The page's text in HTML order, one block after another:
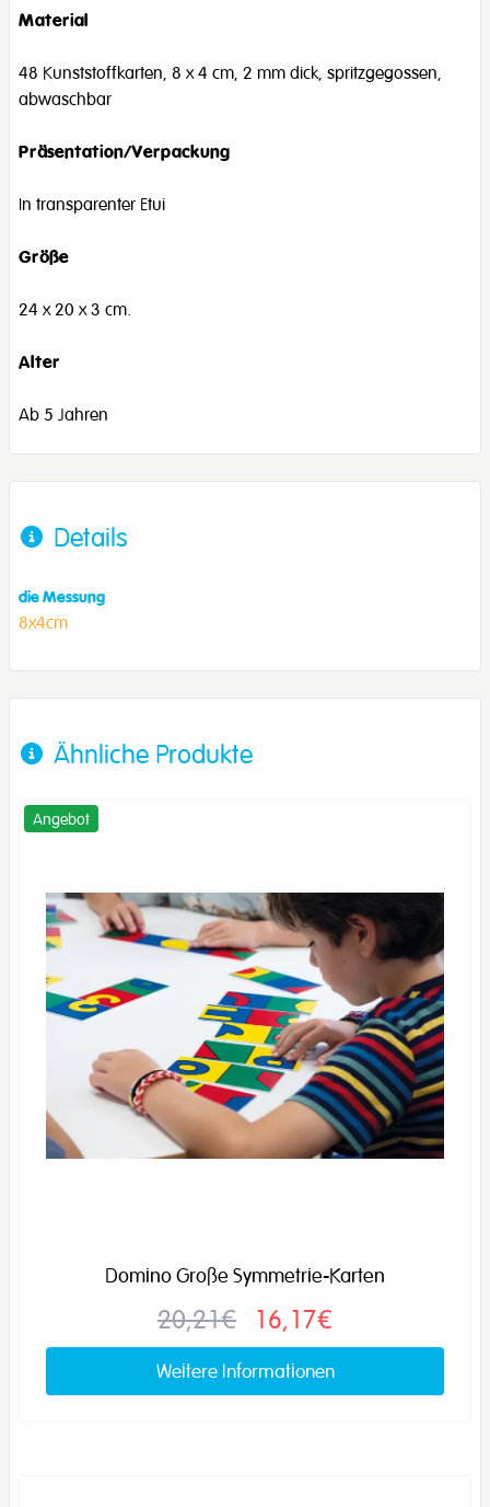
Material
48 Kunststoffkarten, 8 x 4 cm, 2 mm dick, spritzgegossen,
abwaschbar
Präsentation/Verpackung
In transparenter Etui
Größe
24 x 20 x 3 cm.
Alter
Ab 5 Jahren
Details
die Messung
8x4cm
Ähnliche Produkte
Angebot
Domino Große Symmetrie-Karten
20,21€ 16,17€
Weitere Informationen